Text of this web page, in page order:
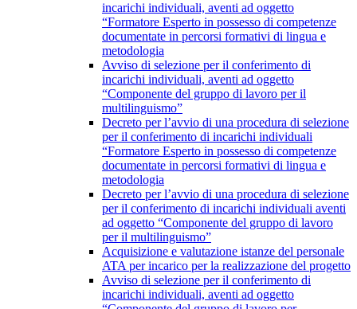
incarichi individuali, aventi ad oggetto
“Formatore Esperto in possesso di competenze
documentate in percorsi formativi di lingua e
metodologia
Avviso di selezione per il conferimento di
incarichi individuali, aventi ad oggetto
“Componente del gruppo di lavoro per il
multilinguismo”
Decreto per l’avvio di una procedura di selezione
per il conferimento di incarichi individuali
“Formatore Esperto in possesso di competenze
documentate in percorsi formativi di lingua e
metodologia
Decreto per l’avvio di una procedura di selezione
per il conferimento di incarichi individuali aventi
ad oggetto “Componente del gruppo di lavoro
per il multilinguismo”
Acquisizione e valutazione istanze del personale
ATA per incarico per la realizzazione del progetto
Avviso di selezione per il conferimento di
incarichi individuali, aventi ad oggetto